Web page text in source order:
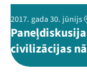
2017. gada 30. jūnijs
civilizācijas